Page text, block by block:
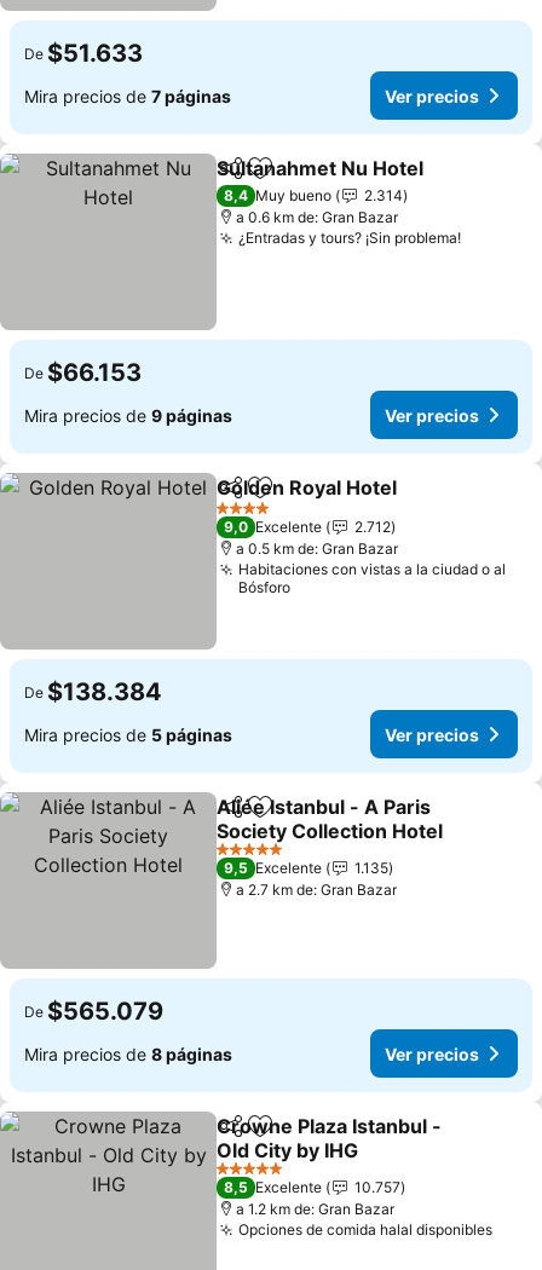
De $51.633
Mira precios de 7 páginas Ver precios
CompartirAgregar a favoritos
Sultanahmet Nu Hotel
8,4 Muy bueno
2.314
a 0.6 km de: Gran Bazar
¿Entradas y tours? ¡Sin problema!Ver
De $66.153
Mira precios de 9 páginas Ver precios
CompartirAgregar a favoritos
Golden Royal Hotel
4 Estrellas
9,0 Excelente
2.712
a 0.5 km de: Gran Bazar
Habitaciones con vistas a la ciudad o al
Bósforo
De $138.384
Mira precios de 5 páginas Ver precios
CompartirAgregar a favoritos
Aliée Istanbul - A Paris
Society Collection Hotel
Ver precios
5 Estrellas
9,5 Excelente
1.135
a 2.7 km de: Gran Bazar
De $565.079
Mira precios de 8 páginas Ver precios
CompartirAgregar a favoritos
Crowne Plaza Istanbul -
Old City by IHG
Ver precios
5 Estrellas
8,5 Excelente
10.757
a 1.2 km de: Gran Bazar
Opciones de comida halal disponiblesVer